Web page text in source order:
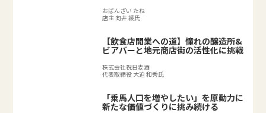
おばんざい たね
店主 向井 綾氏
【飲食店開業への道】憧れの醸造所&
ビアバーと地元商店街の活性化に挑戦
株式会社祝日麦酒
代表取締役 大迫 和秀氏
「乗馬人口を増やしたい」を原動力に
新たな価値づくりに挑み続ける